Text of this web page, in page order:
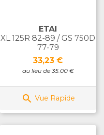
ETAI
XL 125R 82-89 / GS 750D
77-79
Prix
33,23 €
au lieu de 35.00 €
 Vue Rapide